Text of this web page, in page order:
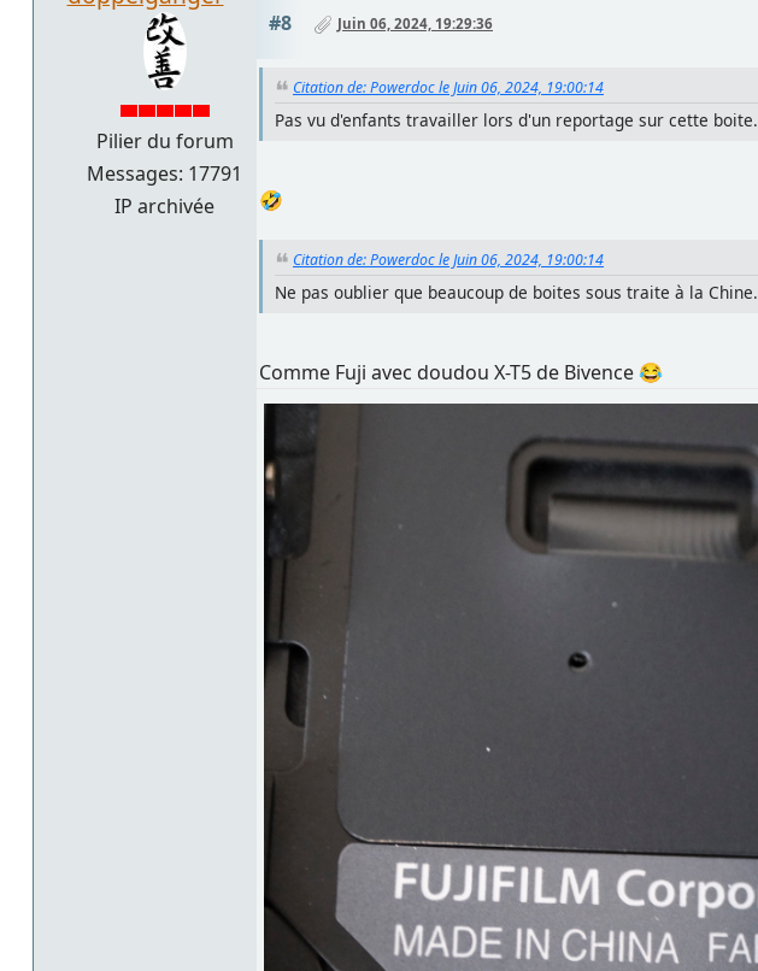
Pilier du forum
Messages: 17791
IP archivée
#8 Juin 06, 2024, 19:29:36
Citation de: Powerdoc le Juin 06, 2024, 19:00:14
Pas vu d'enfants travailler lors d'un reportage sur cette boite.
🤣
Citation de: Powerdoc le Juin 06, 2024, 19:00:14
Ne pas oublier que beaucoup de boites sous traite à la Chine.
Comme Fuji avec doudou X-T5 de Bivence 😂